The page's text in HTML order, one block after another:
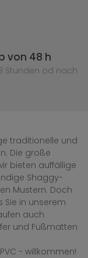
von 48 h
Stunden od nach
traditionelle und
Die große
bieten auffällige
Shaggy-
Mustern. Doch
Sie in unserem
auch
und Fußmatten
- willkommen!